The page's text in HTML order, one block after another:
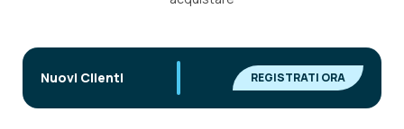
Nuovi Clienti REGISTRATI ORA